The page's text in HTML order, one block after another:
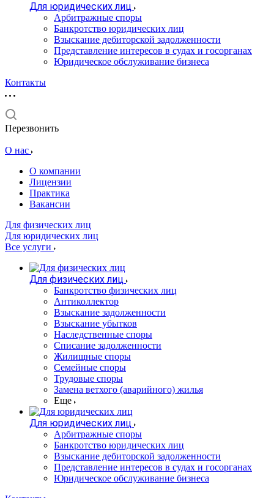
Для юридических лиц
Арбитражные споры
Банкротство юридических лиц
Взыскание дебиторской задолженности
Представление интересов в судах и госорганах
Юридическое обслуживание бизнеса
Контакты
Перезвонить
О нас
О компании
Лицензии
Практика
Вакансии
Для физических лиц
Для юридических лиц
Все услуги
Для физических лиц
Банкротство физических лиц
Антиколлектор
Взыскание задолженности
Взыскание убытков
Наследственные споры
Списание задолженности
Жилищные споры
Семейные споры
Трудовые споры
Замена ветхого (аварийного) жилья
Еще
Для юридических лиц
Арбитражные споры
Банкротство юридических лиц
Взыскание дебиторской задолженности
Представление интересов в судах и госорганах
Юридическое обслуживание бизнеса